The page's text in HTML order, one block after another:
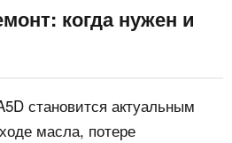
когда нужен и
становится актуальным
масла, потере